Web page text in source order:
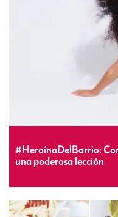
#HeroínaDelBarrio:
una poderosa lección